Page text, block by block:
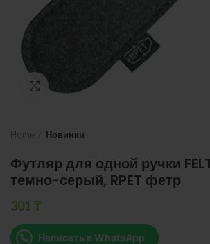
Нажмите, чтобы увеличить
Новинки
Футляр для одной ручки
темно-серый, RPET фетр
301 ₸
Написать в WhatsApp